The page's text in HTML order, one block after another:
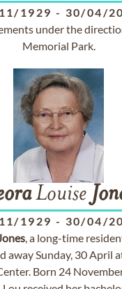
1929 - 30/04/
under the
Memorial Park.
Louise
1929 - 30/04/
, a long-time
away Sunday, 30 April
Born 24